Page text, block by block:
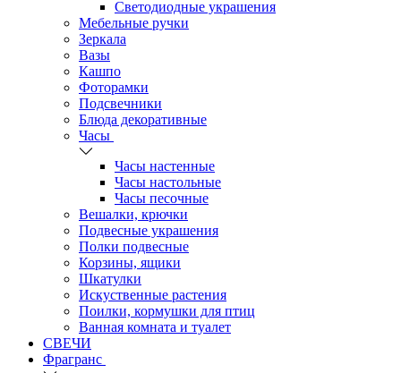
Светодиодные украшения
Мебельные ручки
Зеркала
Вазы
Кашпо
Фоторамки
Подсвечники
Блюда декоративные
Часы
Часы настенные
Часы настольные
Часы песочные
Вешалки, крючки
Подвесные украшения
Полки подвесные
Корзины, ящики
Шкатулки
Искуственные растения
Поилки, кормушки для птиц
Ванная комната и туалет
СВЕЧИ
Фрагранс